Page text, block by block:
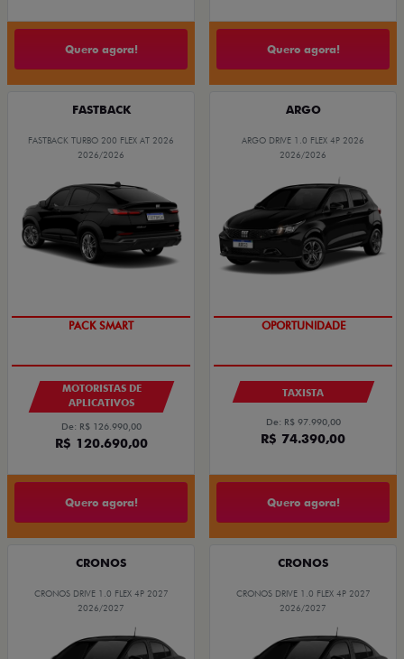
Quero agora! Quero agora!
FASTBACK
FASTBACK TURBO 200 FLEX AT 2026
2026/2026
PACK SMART
MOTORISTAS DE
APLICATIVOS
De: R$ 126.990,00
R$ 120.690,00
Quero agora!
ARGO
ARGO DRIVE 1.0 FLEX 4P 2026
2026/2026
OPORTUNIDADE
TAXISTA
De: R$ 97.990,00
R$ 74.390,00
Quero agora!
CRONOS
CRONOS DRIVE 1.0 FLEX 4P 2027
2026/2027
CRONOS
CRONOS DRIVE 1.0 FLEX 4P 2027
2026/2027